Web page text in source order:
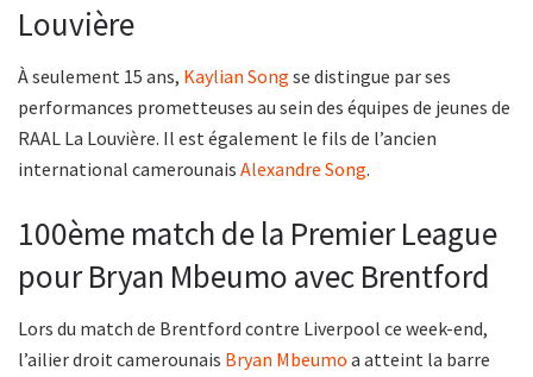
Louvière
À seulement 15 ans, Kaylian Song se distingue par ses
performances prometteuses au sein des équipes de jeunes de
RAAL La Louvière. Il est également le fils de l’ancien
international camerounais Alexandre Song.
100ème match de la Premier League
pour Bryan Mbeumo avec Brentford
Lors du match de Brentford contre Liverpool ce week-end,
l’ailier droit camerounais Bryan Mbeumo a atteint la barre